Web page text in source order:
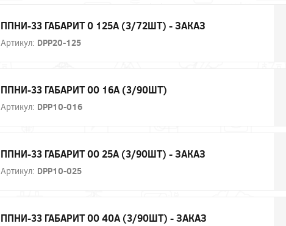
ППНИ-33 ГАБАРИТ 0 125А (3/72ШТ) - ЗАКАЗ
Артикул: DPP20-125
ППНИ-33 ГАБАРИТ 00 16А (3/90ШТ)
Артикул: DPP10-016
ППНИ-33 ГАБАРИТ 00 25А (3/90ШТ) - ЗАКАЗ
Артикул: DPP10-025
ППНИ-33 ГАБАРИТ 00 40А (3/90ШТ) - ЗАКАЗ